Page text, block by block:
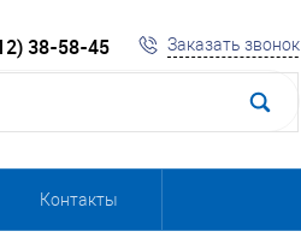
38-58-45 Заказать звонок
Контакты